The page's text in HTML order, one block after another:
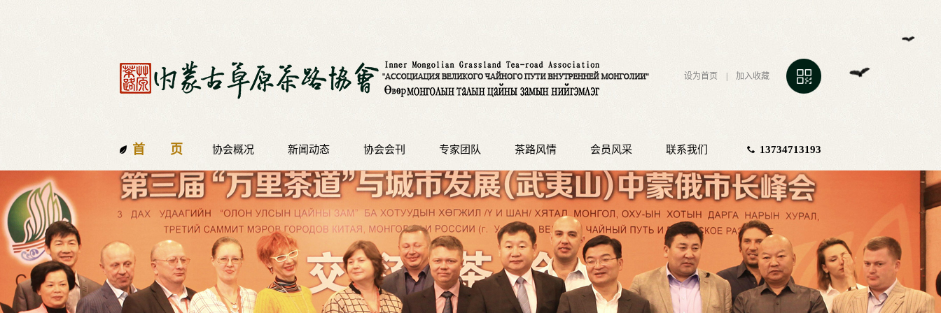
设为首页 加入收藏
首 页 协会概况 新闻动态 协会会刊 专家团队 茶路风情 会员风采 联系我们 13734713193